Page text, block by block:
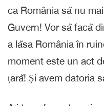
ca România să nu
Guvern! Vor să facă
a lăsa România în
moment este un act
țară! Și avem datoria